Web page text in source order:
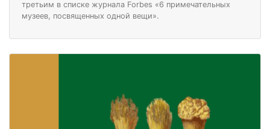
третьим в списке журнала Forbes «6 примечательных
музеев, посвященных одной вещи».